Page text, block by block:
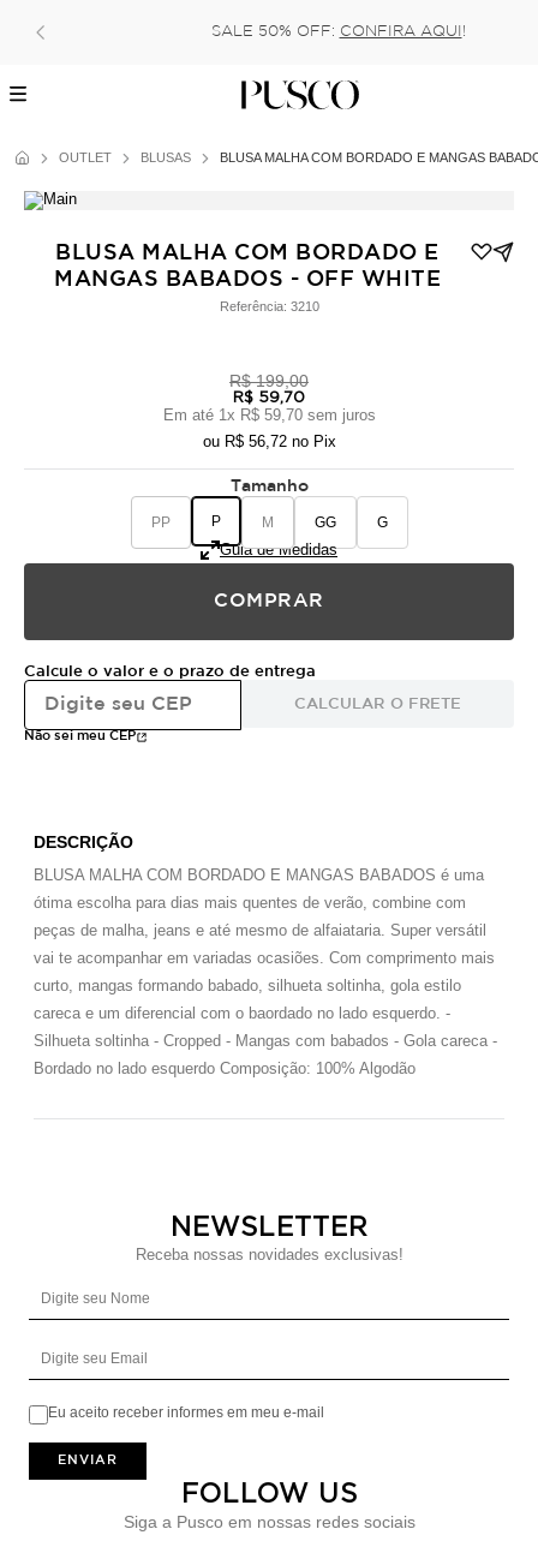
SALE 50% OFF: CONFIRA AQUI !
OUTLET BLUSAS BLUSA MALHA COM BORDADO E MANGAS
BLUSA MALHA COM BORDADO E
MANGAS BABADOS - OFF WHITE
Referência: 3210
R$ 199,00
R$ 59,70
Em até 1x R$ 59,70sem juros
ou R$ 56,72no Pix
Tamanho
PP P M GG G
Guia de Medidas
COMPRAR
Calcule o valor e o prazo de entrega
CALCULAR O FRETE
Não sei meu CEP
DESCRIÇÃO
BLUSA MALHA COM BORDADO E MANGAS BABADOS é uma
ótima escolha para dias mais quentes de verão, combine com
peças de malha, jeans e até mesmo de alfaiataria. Super versátil
vai te acompanhar em variadas ocasiões. Com comprimento mais
curto, mangas formando babado, silhueta soltinha, gola estilo
careca e um diferencial com o baordado no lado esquerdo. -
Silhueta soltinha - Cropped - Mangas com babados - Gola careca -
Bordado no lado esquerdo Composição: 100% Algodão
NEWSLETTER
Receba nossas novidades exclusivas!
Eu aceito receber informes em meu e-mail
ENVIAR
FOLLOW US
Siga a Pusco em nossas redes sociais